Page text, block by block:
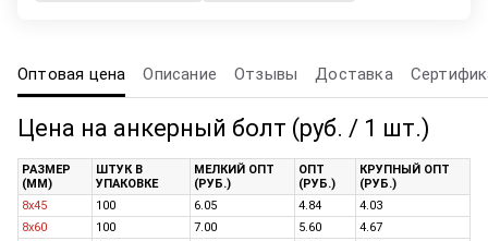
Оптовая цена Описание Отзывы Доставка
Цена на анкерный болт (руб. / 1 шт.)
РАЗМЕР
(ММ)
ШТУК В
УПАКОВКЕ
МЕЛКИЙ ОПТ
(РУБ.)
ОПТ
(РУБ.)
КРУПНЫЙ ОПТ
(РУБ.)
8x45
100 6.05 4.84
4.03
8x60
100 7.00 5.60
4.67